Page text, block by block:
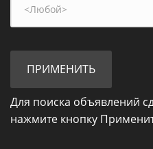
Для поиска объявлений
нажмите кнопку